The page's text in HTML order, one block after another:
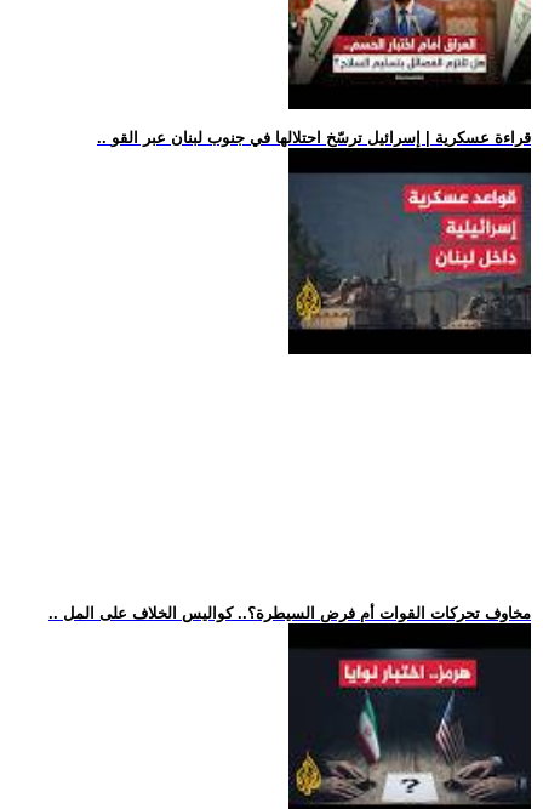
.. قراءة عسكرية | إسرائيل ترسّخ احتلالها في جنوب لبنان عبر القو
.. مخاوف تحركات القوات أم فرض السيطرة؟.. كواليس الخلاف على المل